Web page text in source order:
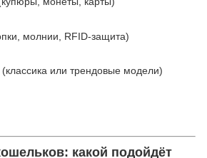
молнии, RFID-защита)
(классика или трендовые модели)
какой подойдёт